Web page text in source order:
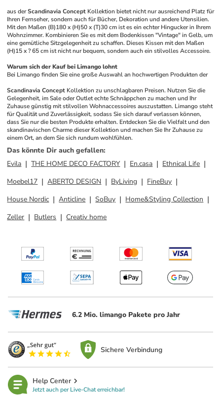
aus der Scandinavia Concept Kollektion bietet nicht nur ausreichend Platz für
Ihren Fernseher, sondern auch für Bücher, Dekoration und andere Utensilien.
Mit den Maßen (B)180 x (H)50 x (T)30 cm ist es ein echter Hingucker in Ihrem
Wohnzimmer. Kombinieren Sie es mit dem Bodenkissen "Vintage" in Gelb, um
eine gemütliche Sitzgelegenheit zu schaffen. Dieses Kissen mit den Maßen
(H)15 x ? 65 cm ist nicht nur bequem, sondern auch ein stilvolles Accessoire.
Warum sich der Kauf bei Limango lohnt
Bei Limango finden Sie eine große Auswahl an hochwertigen Produkten der
Scandinavia Concept Kollektion zu unschlagbaren Preisen. Nutzen Sie die
Gelegenheit, im Sale oder Outlet echte Schnäppchen zu machen und Ihr
Zuhause günstig mit stilvollen Wohnaccessoires auszustatten. Limango steht
für Qualität und Zuverlässigkeit, sodass Sie sich darauf verlassen können,
dass Sie nur die besten Produkte erhalten. Entdecken Sie die Vielfalt und den
skandinavischen Charme dieser Kollektion und machen Sie Ihr Zuhause zu
einem Ort, an dem Sie sich rundum wohlfühlen.
Das könnte Dir auch gefallen:
Evila
THE HOME DECO FACTORY En.casa
Ethnical Life
Moebel17
ABERTO DESIGN ByLiving
FineBuy
House Nordic
Anticline SoBuy
Home&Styling Collection
Zeller
Butlers Creativ home
6.2 Mio. limango Pakete pro Jahr
Sichere Verbindung
Help Center
Jetzt auch per Live-Chat erreichbar!